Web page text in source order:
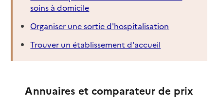
soins à domicile
Organiser une sortie d'hospitalisation
Trouver un établissement d'accueil
Annuaires et comparateur de prix